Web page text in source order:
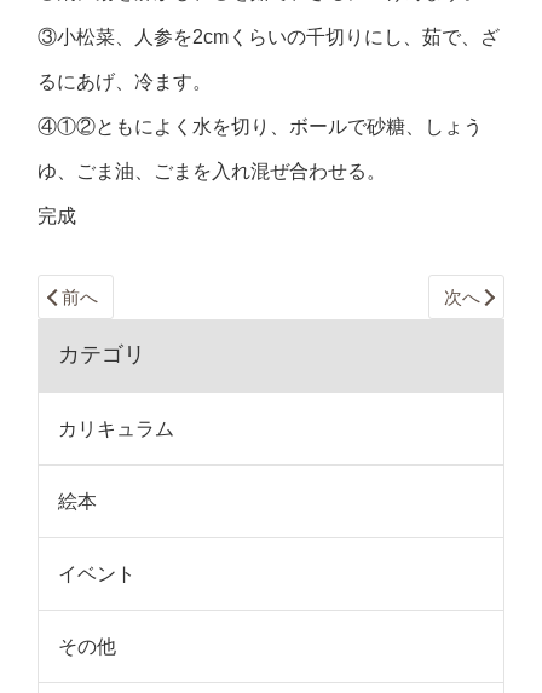
③小松菜、人参を2cmくらいの千切りにし、茹で、ざ
るにあげ、冷ます。
④①②ともによく水を切り、ボールで砂糖、しょう
ゆ、ごま油、ごまを入れ混ぜ合わせる。
完成
前へ 次へ
カテゴリ
カリキュラム
絵本
イベント
その他